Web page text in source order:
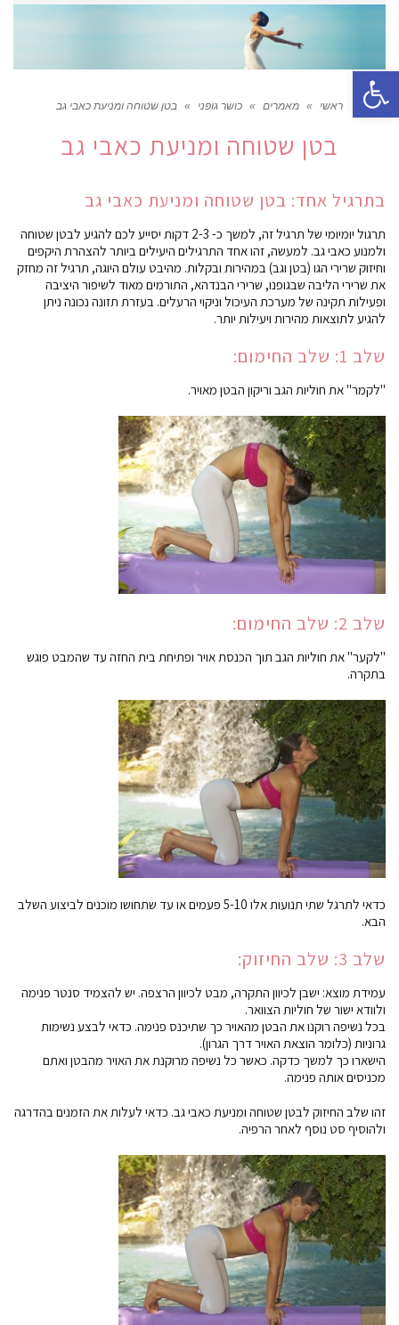
פתח סרגל נגישות
ראשי » מאמרים » כושר גופני » בטן שטוחה ומניעת כאבי גב
בטן שטוחה ומניעת כאבי גב
בתרגיל אחד: בטן שטוחה ומניעת כאבי גב
תרגול יומיומי של תרגיל זה, למשך כ- 2-3 דקות יסייע לכם להגיע לבטן שטוחה
ולמנוע כאבי גב. למעשה, זהו אחד התרגילים היעילים ביותר להצהרת היקפים
וחיזוק שרירי הגו (בטן וגב) במהירות ובקלות. מהיבט עולם היוגה, תרגיל זה מחזק
את שרירי הליבה שבגופנו, שרירי הבנדהא, התורמים מאוד לשיפור היציבה
ופעילות תקינה של מערכת העיכול וניקוי הרעלים. בעזרת תזונה נכונה ניתן
להגיע לתוצאות מהירות ויעילות יותר.
שלב 1: שלב החימום:
"לקמר" את חוליות הגב וריקון הבטן מאויר.
שלב 2: שלב החימום:
"לקער" את חוליות הגב תוך הכנסת אויר ופתיחת בית החזה עד שהמבט פוגש
בתקרה.
כדאי לתרגל שתי תנועות אלו 5-10 פעמים או עד שתחושו מוכנים לביצוע השלב
הבא.
שלב 3: שלב החיזוק:
עמידת מוצא: ישבן לכיוון התקרה, מבט לכיוון הרצפה. יש להצמיד סנטר פנימה
ולוודא ישור של חוליות הצוואר.
בכל נשיפה רוקנו את הבטן מהאויר כך שתיכנס פנימה. כדאי לבצע נשימות
גרוניות (כלומר הוצאת האויר דרך הגרון).
הישארו כך למשך כדקה. כאשר כל נשיפה מרוקנת את האויר מהבטן ואתם
מכניסים אותה פנימה.
זהו שלב החיזוק לבטן שטוחה ומניעת כאבי גב. כדאי לעלות את הזמנים בהדרגה
ולהוסיף סט נוסף לאחר הרפיה.